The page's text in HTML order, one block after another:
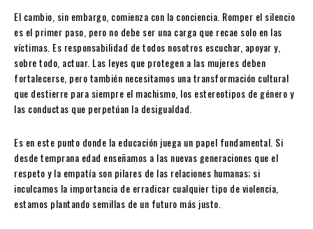
El cambio, sin embargo, comienza con la conciencia. Romper el silencio
es el primer paso, pero no debe ser una carga que recae solo en las
víctimas. Es responsabilidad de todos nosotros escuchar, apoyar y,
sobre todo, actuar. Las leyes que protegen a las mujeres deben
fortalecerse, pero también necesitamos una transformación cultural
que destierre para siempre el machismo, los estereotipos de género y
las conductas que perpetúan la desigualdad.
Es en este punto donde la educación juega un papel fundamental. Si
desde temprana edad enseñamos a las nuevas generaciones que el
respeto y la empatía son pilares de las relaciones humanas; si
inculcamos la importancia de erradicar cualquier tipo de violencia,
estamos plantando semillas de un futuro más justo.